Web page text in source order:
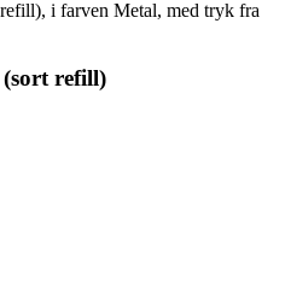
refill)